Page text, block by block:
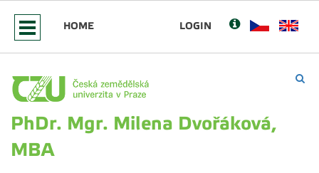
HOME LOGIN
PhDr. Mgr. Milena Dvořáková,
MBA